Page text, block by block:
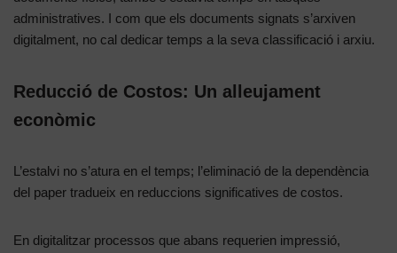
administratives. I com que els documents signats s’arxiven
digitalment, no cal dedicar temps a la seva classificació i arxiu.
Reducció de Costos: Un alleujament
econòmic
L’estalvi no s’atura en el temps; l’eliminació de la dependència
del paper tradueix en reduccions significatives de costos.
En digitalitzar processos que abans requerien impressió,